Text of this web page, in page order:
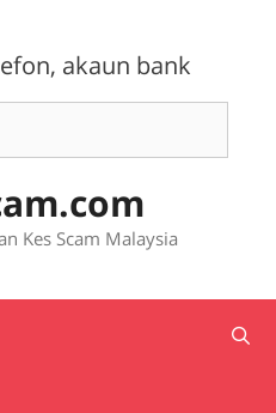
akaun bank
Kes Scam Malaysia